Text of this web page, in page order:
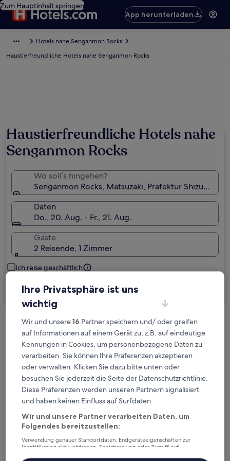
Zum Hauptinhalt springen
App herunterladen
Hotels nahe Senganmon Rocks
Haustierfreundliche Hotels nahe Senganmon Rocks
Haustierfreundliche Hotels nahe
Senganmon Rocks
Wo soll’s hingehen?
Senganmon Rocks, Matsuzaki, Präfektur Shizuoka,
Daten
Do., 20. Aug. - Fr., 21. Aug.
Gäste
2 Reisende, 1 Zimmer
Ich reise geschäftlich
Suchen
Kostenlose Stornierung bei
Planänderungen
Verdiene Prämien für jede
wahrgenommene Übernachtung
Überprüfe die Preise für diese Daten
Ihre Privatsphäre ist uns
wichtig
Wir und unsere16 Partner speichern und/ oder greifen
auf Informationen auf einem Gerät zu, z.B. auf eindeutige
Kennungen in Cookies, um personenbezogene Daten zu
verarbeiten. Sie können Ihre Präferenzen akzeptieren
oder verwalten. Klicken Sie dazu bitte unten oder
besuchen Sie jederzeit die Seite der Datenschutzrichtlinie.
Diese Präferenzen werden unseren Partnern signalisiert
und haben keinen Einfluss auf Surfdaten.
Wir und unsere Partner verarbeiten Daten, um
Folgendes bereitzustellen:
Verwendung genauer Standortdaten. Endgeräteeigenschaften zur
Identifikation aktiv abfragen. Speichern von oder Zugriff auf